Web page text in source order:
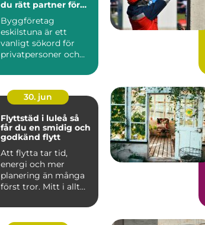
du rätt partner för
Byggföretag
eskilstuna är ett
vanligt sökord för
privatpersoner och
30. jun
Flyttstäd i luleå så
får du en smidig och
godkänd flytt
Att flytta tar tid,
energi och mer
planering än många
först tror. Mitt i allt
som...